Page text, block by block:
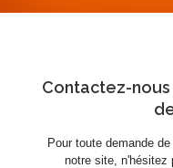
Contactez-
Pour toute demande
notre site, n'hésitez